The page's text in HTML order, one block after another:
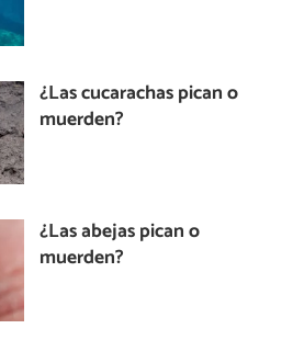
¿Las cucarachas pican o
muerden?
¿Las abejas pican o
muerden?